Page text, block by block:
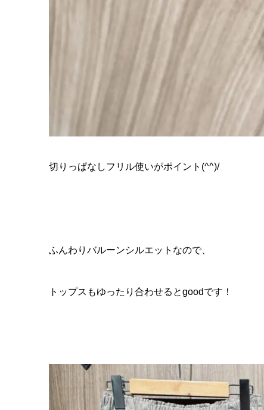
切りっぱなしフリル使いがポイント(^^)/
ふんわりバルーンシルエットなので、
トップスもゆったり合わせるとgoodです！